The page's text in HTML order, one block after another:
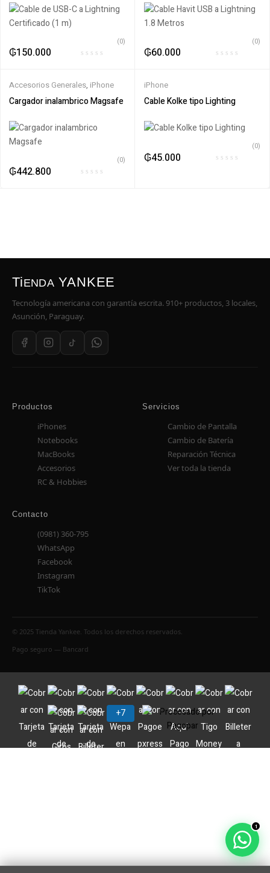
₲150.000
(0)
₲60.000
(0)
Accesorios Generales, iPhone
Cargador inalambrico Magsafe
₲442.800
(0)
iPhone
Cable Kolke tipo Lighting
₲45.000
(0)
1
TiENDA YANKEE
Tecnología americana con garantía escrita. 910+ productos, 3 locales,
Asunción, Paraguay.
Productos
iPhones
Notebooks
MacBooks
Accesorios
RC & Hobbies
Servicios
Cambio de Pantalla
Cambio de Batería
Reparación Técnica
Ver toda la tienda
Contacto
(0981) 360-795
WhatsApp
Facebook
Instagram
TikTok
© 2025 Tienda Yankee. Todos los derechos reservados.
Pago seguro — Bancard